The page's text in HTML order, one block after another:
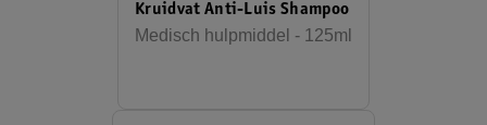
Kruidvat Anti-Luis Shampoo
Medisch hulpmiddel - 125ml